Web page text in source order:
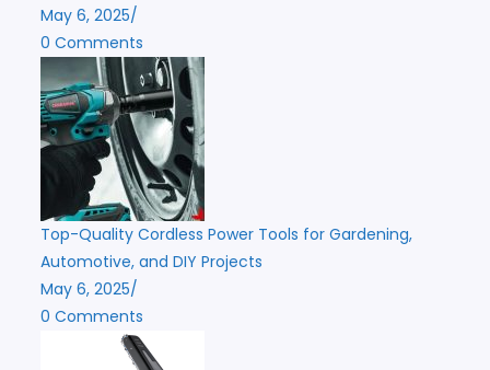
May 6, 2025/
0 Comments
Top-Quality Cordless Power Tools for Gardening,
Automotive, and DIY Projects
May 6, 2025/
0 Comments